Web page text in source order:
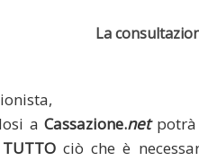
La
aCassazione.netpotrà
TUTTO ciò che è